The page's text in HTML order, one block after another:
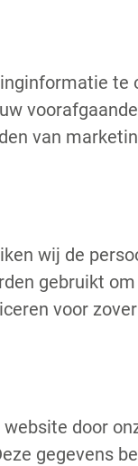
te
van
wij de
gebruikt
voor
door
gegevens